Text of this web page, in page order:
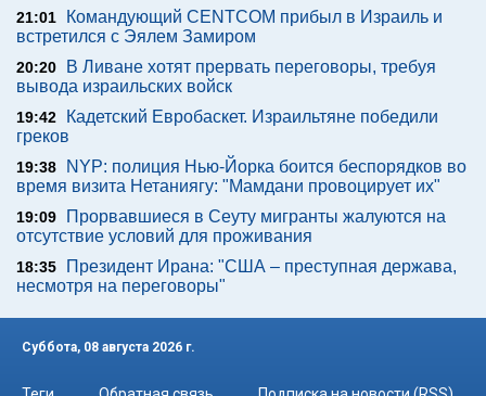
21:01
Командующий CENTCOM прибыл в Израиль и
встретился с Эялем Замиром
20:20
В Ливане хотят прервать переговоры, требуя
вывода израильских войск
19:42
Кадетский Евробаскет. Израильтяне победили
греков
19:38
NYP: полиция Нью-Йорка боится беспорядков во
время визита Нетаниягу: "Мамдани провоцирует их"
19:09
Прорвавшиеся в Сеуту мигранты жалуются на
отсутствие условий для проживания
18:35
Президент Ирана: "США – преступная держава,
несмотря на переговоры"
Суббота, 08 августа 2026 г.